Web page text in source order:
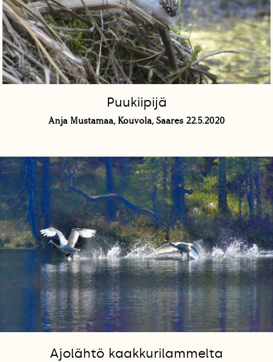
Puukiipijä
Anja Mustamaa, Kouvola, Saares 22.5.2020
Ajolähtö kaakkurilammelta